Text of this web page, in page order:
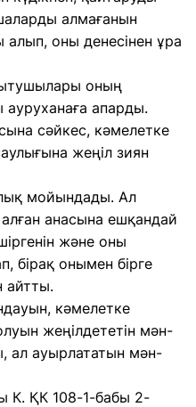
алмағанын
алып, оны денесінен ұра
оның
ауруханаға апарды.
сәйкес, кәмелетке
жеңіл зиян
мойындады. Ал
анасына ешқандай
және оны
бірақ онымен бірге
айтты.
кәмелетке
жеңілдететін мән-
ал ауырлататын мән-
К. ҚК 108-1-бабы 2-